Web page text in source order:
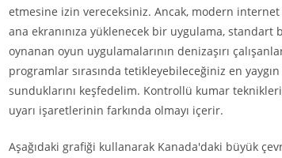
etmesine izin vereceksiniz. Ancak, modern
ana ekranınıza yüklenecek bir uygulama,
oynanan oyun uygulamalarının denizaşırı
programlar sırasında tetikleyebileceğiniz en
sunduklarını keşfedelim. Kontrollü kumar
uyarı işaretlerinin farkında olmayı içerir.
Aşağıdaki grafiği kullanarak Kanada'daki büyük